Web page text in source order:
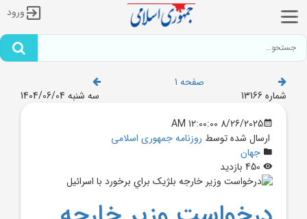
ورود
صفحه 1
شماره 13166
سه شنبه 1404/06/04
8/26/2025 12:00:00 AM
ارسال شده توسط روزنامه جمهوری اسلامی
جهان